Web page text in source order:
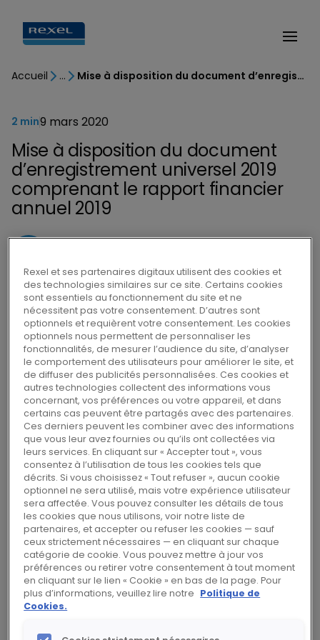
Accueil Mise à disposition du document d’enregistrement universel 2019 comprenant le rapport financier annuel 2019
Mise à disposition du document
d’enregistrement universel 2019
comprenant le rapport financier
annuel 2019
2 min9 mars 2020
Le document d’enregistrement universel
2019 comprenant le rapport financier
annuel relatif à l’exercice 2019 a été
déposé auprès de l’Autorité des
marchés financiers (AMF) le 9 mars 2020
sous le numéro D. 20-0111.
Le document d’enregistrement universel inclut
notamment :
− le rapport sur le gouvernement d’entreprise
établi par le Conseil d’administration (y
compris la politique de rémunération des
mandataires sociaux) ;
− le descriptif du programme de rachat
d’actions propres ; et
− la déclaration de performance extra-
Rexel et ses partenaires digitaux utilisent des cookies et
des technologies similaires sur ce site. Certains cookies
sont essentiels au fonctionnement du site et ne
nécessitent pas votre consentement. D’autres sont
optionnels et requièrent votre consentement. Les cookies
optionnels nous permettent de personnaliser les
fonctionnalités, de mesurer l’audience du site, d’analyser
le comportement des utilisateurs pour améliorer le site, et
de diffuser des publicités personnalisées. Ces cookies et
autres technologies collectent des informations vous
concernant, vos préférences ou votre appareil, et dans
certains cas peuvent être partagés avec des partenaires.
Ces derniers peuvent les combiner avec des informations
que vous leur avez fournies ou qu’ils ont collectées via
leurs services. En cliquant sur « Accepter tout », vous
consentez à l’utilisation de tous les cookies tels que
décrits. Si vous choisissez « Tout refuser », aucun cookie
optionnel ne sera utilisé, mais votre expérience utilisateur
sera affectée. Vous pouvez consulter les détails de tous
les cookies que nous utilisons, voir notre liste de
partenaires, et accepter ou refuser les cookies — sauf
ceux strictement nécessaires — en cliquant sur chaque
catégorie de cookie. Vous pouvez mettre à jour vos
préférences ou retirer votre consentement à tout moment
en cliquant sur le lien « Cookie » en bas de la page. Pour
plus d’informations, veuillez lire notre Politique de
Cookies.